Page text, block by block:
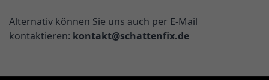
Alternativ können Sie uns auch per E-Mail
kontaktieren: kontakt@schattenfix.de